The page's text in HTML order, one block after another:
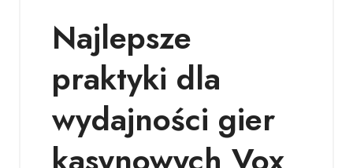
Najlepsze
praktyki dla
wydajności gier